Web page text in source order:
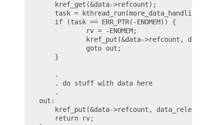
    kref_get(&data->refcount);
task = kthread_run(more_data_handling,
    if (task == ERR_PTR(-ENOMEM)) {
            rv = -ENOMEM;
kref_put(&data->refcount,
            goto out;
    }
    .
    . do stuff with data here
    .
out:
    kref_put(&data->refcount, data_release);
    return rv;